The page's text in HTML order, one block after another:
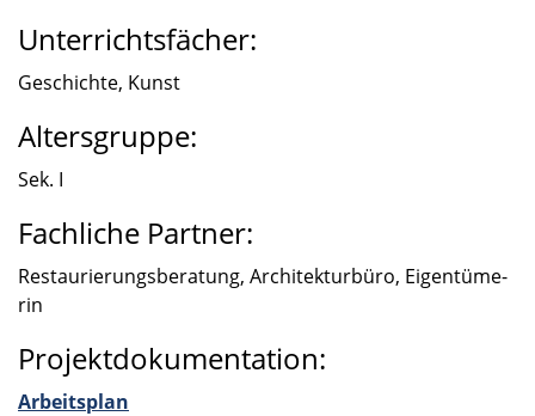
Unterrichtsfächer:
Geschichte, Kunst
Altersgruppe:
Sek. I
Fachliche Partner:
Restau­rie­rungs­be­ra­tung, Archi­tek­tur­büro, Eigen­tü­me­
rin
Projektdokumentation:
Arbeits­plan